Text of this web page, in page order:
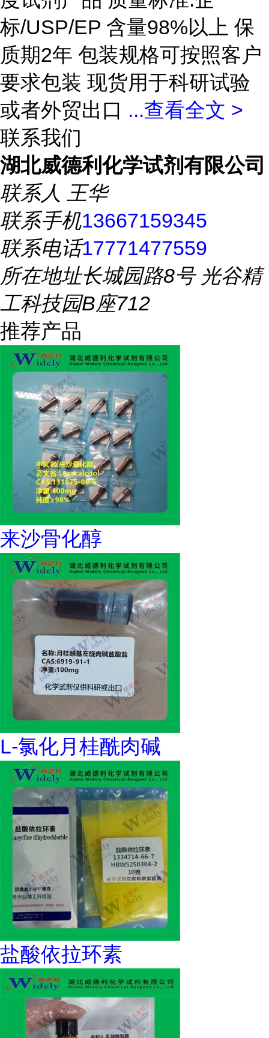
标/USP/EP 含量98%以上 保
质期2年 包装规格可按照客户
要求包装 现货用于科研试验
或者外贸出口 ...查看全文 >
联系我们
湖北威德利化学试剂有限公司
联系人 王华
联系手机13667159345
联系电话17771477559
所在地址长城园路8号 光谷精
工科技园B座712
推荐产品
来沙骨化醇
L-氯化月桂酰肉碱
盐酸依拉环素